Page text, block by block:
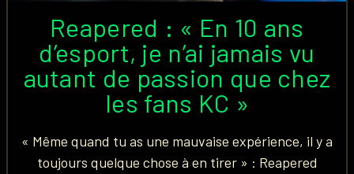
Reapered : « En 10 ans
d’esport, je n’ai jamais vu
autant de passion que chez
les fans KC »
« Même quand tu as une mauvaise expérience, il y a
toujours quelque chose à en tirer » : Reapered